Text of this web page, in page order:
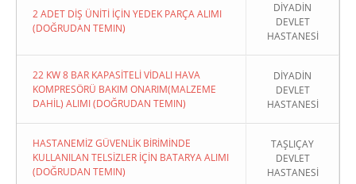
2 ADET DİŞ ÜNİTİ İÇİN YEDEK PARÇA ALIMI
(DOĞRUDAN TEMIN)
DİYADİN
DEVLET
HASTANESİ
22 KW 8 BAR KAPASİTELİ VİDALI HAVA
KOMPRESÖRÜ BAKIM ONARIM(MALZEME
DAHİL) ALIMI (DOĞRUDAN TEMIN)
DİYADİN
DEVLET
HASTANESİ
HASTANEMİZ GÜVENLİK BİRİMİNDE
KULLANILAN TELSİZLER İÇİN BATARYA ALIMI
(DOĞRUDAN TEMIN)
TAŞLIÇAY
DEVLET
HASTANESİ